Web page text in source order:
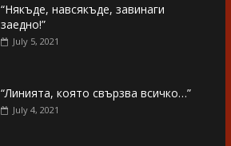
“Някъде, навсякъде, завинаги
заедно!”
July 5, 2021
“Линията, която свързва всичко…”
July 4, 2021